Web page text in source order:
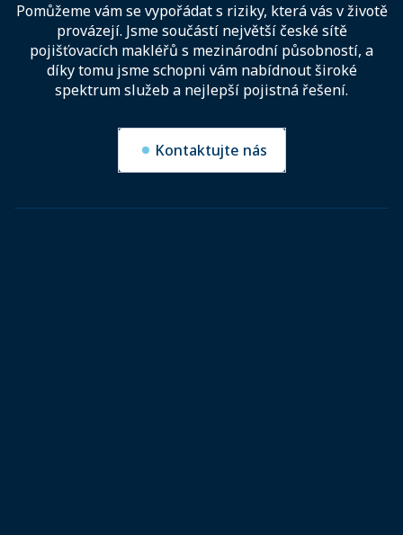
Pomůžeme vám se vypořádat s riziky, která vás v životě
provázejí. Jsme součástí největší české sítě
pojišťovacích makléřů s mezinárodní působností, a
díky tomu jsme schopni vám nabídnout široké
spektrum služeb a nejlepší pojistná řešení.
Kontaktujte nás